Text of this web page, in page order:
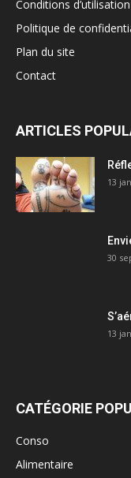
Conditions d’utilisation
Politique de
Plan du site
Contact
ARTICLES
13
30
13
CATÉGORIE
Conso
Alimentaire